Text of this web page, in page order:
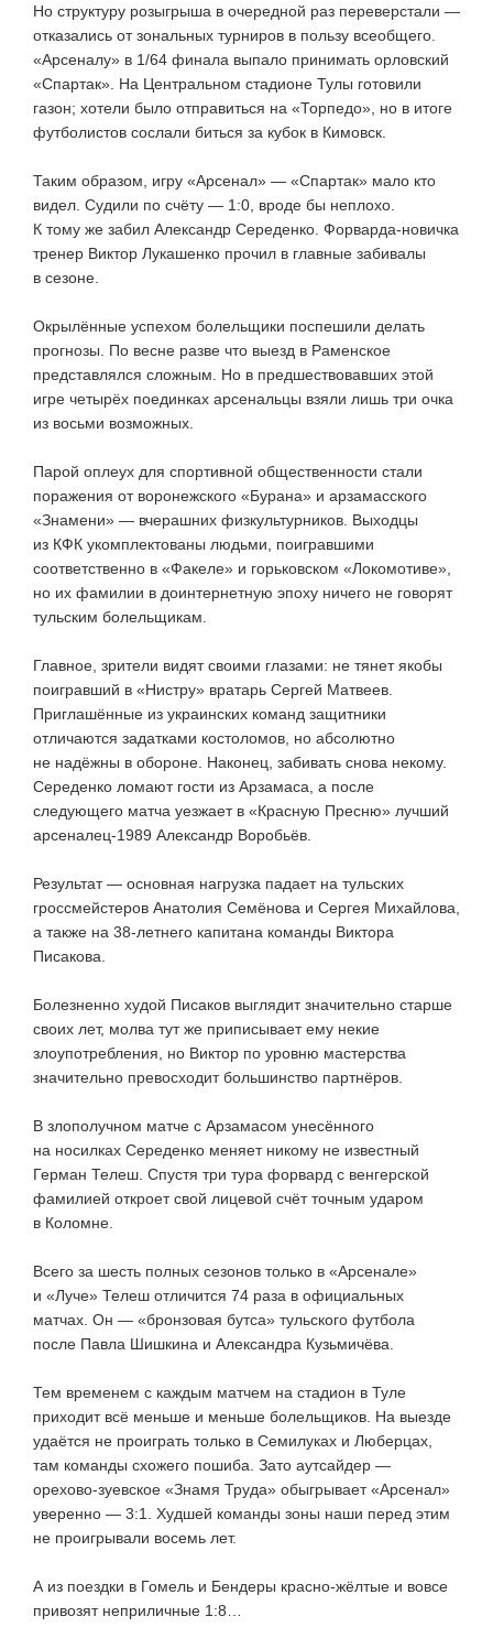
Но структуру розыгрыша в очередной раз переверстали —
отказались от зональных турниров в пользу всеобщего.
«Арсеналу» в 1/64 финала выпало принимать орловский
«Спартак». На Центральном стадионе Тулы готовили
газон; хотели было отправиться на «Торпедо», но в итоге
футболистов сослали биться за кубок в Кимовск.
Таким образом, игру «Арсенал» — «Спартак» мало кто
видел. Судили по счёту — 1:0, вроде бы неплохо.
К тому же забил Александр Середенко. Форварда-новичка
тренер Виктор Лукашенко прочил в главные забивалы
в сезоне.
Окрылённые успехом болельщики поспешили делать
прогнозы. По весне разве что выезд в Раменское
представлялся сложным. Но в предшествовавших этой
игре четырёх поединках арсенальцы взяли лишь три очка
из восьми возможных.
Парой оплеух для спортивной общественности стали
поражения от воронежского «Бурана» и арзамасского
«Знамени» — вчерашних физкультурников. Выходцы
из КФК укомплектованы людьми, поигравшими
соответственно в «Факеле» и горьковском «Локомотиве»,
но их фамилии в доинтернетную эпоху ничего не говорят
тульским болельщикам.
Главное, зрители видят своими глазами: не тянет якобы
поигравший в «Нистру» вратарь Сергей Матвеев.
Приглашённые из украинских команд защитники
отличаются задатками костоломов, но абсолютно
не надёжны в обороне. Наконец, забивать снова некому.
Середенко ломают гости из Арзамаса, а после
следующего матча уезжает в «Красную Пресню» лучший
арсеналец-1989 Александр Воробьёв.
Результат — основная нагрузка падает на тульских
гроссмейстеров Анатолия Семёнова и Сергея Михайлова,
а также на 38-летнего капитана команды Виктора
Писакова.
Болезненно худой Писаков выглядит значительно старше
своих лет, молва тут же приписывает ему некие
злоупотребления, но Виктор по уровню мастерства
значительно превосходит большинство партнёров.
В злополучном матче с Арзамасом унесённого
на носилках Середенко меняет никому не известный
Герман Телеш. Спустя три тура форвард с венгерской
фамилией откроет свой лицевой счёт точным ударом
в Коломне.
Всего за шесть полных сезонов только в «Арсенале»
и «Луче» Телеш отличится 74 раза в официальных
матчах. Он — «бронзовая бутса» тульского футбола
после Павла Шишкина и Александра Кузьмичёва.
Тем временем с каждым матчем на стадион в Туле
приходит всё меньше и меньше болельщиков. На выезде
удаётся не проиграть только в Семилуках и Люберцах,
там команды схожего пошиба. Зато аутсайдер —
орехово-зуевское «Знамя Труда» обыгрывает «Арсенал»
уверенно — 3:1. Худшей команды зоны наши перед этим
не проигрывали восемь лет.
А из поездки в Гомель и Бендеры красно-жёлтые и вовсе
привозят неприличные 1:8…